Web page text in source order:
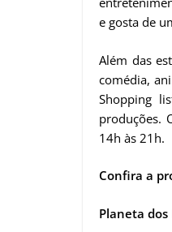
e gosta de
Além das
comédia,
Shopping
produções.
14h às 21h.
Confira a
Planeta dos